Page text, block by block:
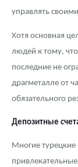
управлять
Хотя основная
людей к тому,
последние не
драгметалле от
обязательного
Депозитные
Многие